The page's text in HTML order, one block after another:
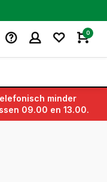
0
minder
09.00 en 13.00.